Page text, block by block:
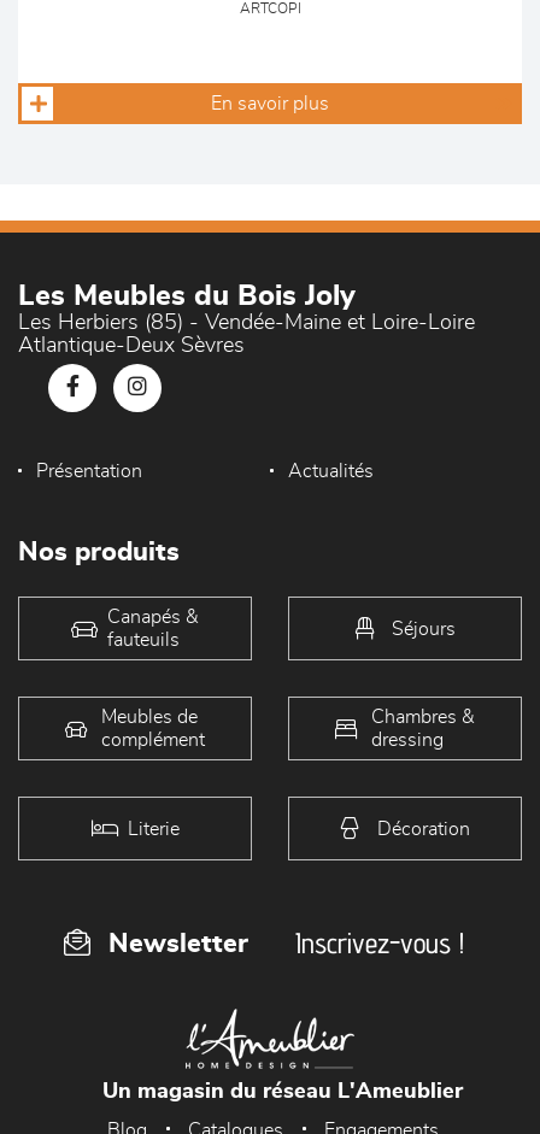
ARTCOPI
En savoir plus
Les Meubles du Bois Joly
Les Herbiers (85) - Vendée-Maine et Loire-Loire
Atlantique-Deux Sèvres
Présentation Actualités
Nos produits
Canapés &
fauteuils
Séjours
Meubles de
complément
Chambres &
dressing
Literie Décoration
Newsletter Inscrivez-vous !
Un magasin du réseau L'Ameublier